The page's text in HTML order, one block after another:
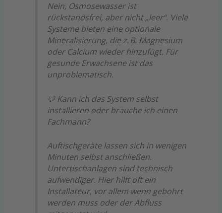
Nein, Osmosewasser ist
rückstandsfrei, aber nicht „leer“. Viele
Systeme bieten eine optionale
Mineralisierung, die z. B. Magnesium
oder Calcium wieder hinzufügt. Für
gesunde Erwachsene ist das
unproblematisch.
💬 Kann ich das System selbst
installieren oder brauche ich einen
Fachmann?
Auftischgeräte lassen sich in wenigen
Minuten selbst anschließen.
Untertischanlagen sind technisch
aufwendiger. Hier hilft oft ein
Installateur, vor allem wenn gebohrt
werden muss oder der Abfluss